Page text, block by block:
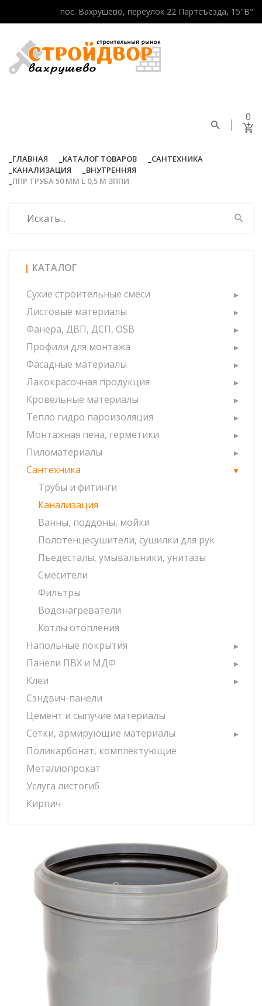
пос. Вахрушево, переулок 22 Партсъезда, 15"В"
0
ГЛАВНАЯ КАТАЛОГ ТОВАРОВ
САНТЕХНИКА
КАНАЛИЗАЦИЯ
ВНУТРЕННЯЯ
ППР ТРУБА 50 ММ L 0,5 M ЗППИ
КАТАЛОГ
Сухие строительные смеси
Листовые материалы
Фанера, ДВП, ДСП, OSB
Профили для монтажа
Фасадные материалы
Лакокрасочная продукция
Кровельные материалы
Тепло гидро пароизоляция
Монтажная пена, герметики
Пиломатериалы
Сантехника
Трубы и фитинги
Канализация
Ванны, поддоны, мойки
Полотенцесушители, сушилки для рук
Пьедесталы, умывальники, унитазы
Смесители
Фильтры
Водонагреватели
Котлы отопления
Напольные покрытия
Панели ПВХ и МДФ
Клеи
Сэндвич-панели
Цемент и сыпучие материалы
Сетки, армирующие материалы
Поликарбонат, комплектующие
Металлопрокат
Услуга листогиб
Кирпич